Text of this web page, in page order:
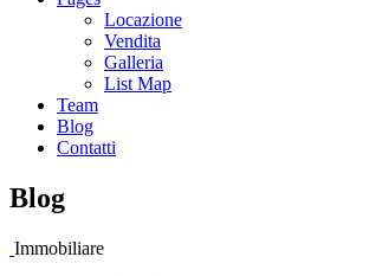
Locazione
Vendita
Galleria
List Map
Team
Blog
Contatti
Blog
Immobiliare